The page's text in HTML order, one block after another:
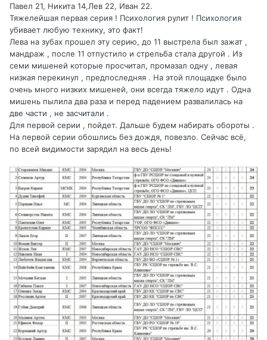
Павел 21, Никита 14,Лев 22, Иван 22.
Тяжелейшая первая серия ! Психология рулит ! Психология
убивает любую технику, это факт!
Лева на зубах прошел эту серию, до 11 выстрела был зажат ,
мандраж , после 11 отпустило и стрельба стала другой . Из
семи мишеней которые просчитал, промазал одну , левая
низкая перекинул , предпоследняя . На этой площадке было
очень много низких мишеней, они всегда тяжело идут . Одна
мишень пылила два раза и перед падением развалилась на
две части , не засчитали .
Для первой серии , пойдет. Дальше будем набирать обороты .
На первой серии обошлись без дождя, повезло. Сейчас всё,
по всей видимости зарядил на весь день!